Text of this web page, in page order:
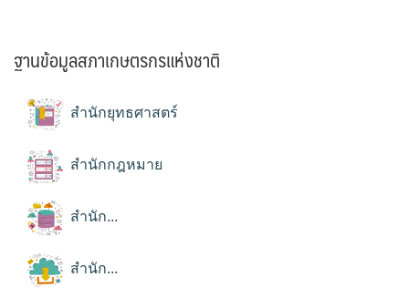
ฐานข้อมูลสภาเกษตรกรแห่งชาติ
สำนักยุทธศาสตร์
สำนักกฎหมาย
สำนัก...
สำนัก...